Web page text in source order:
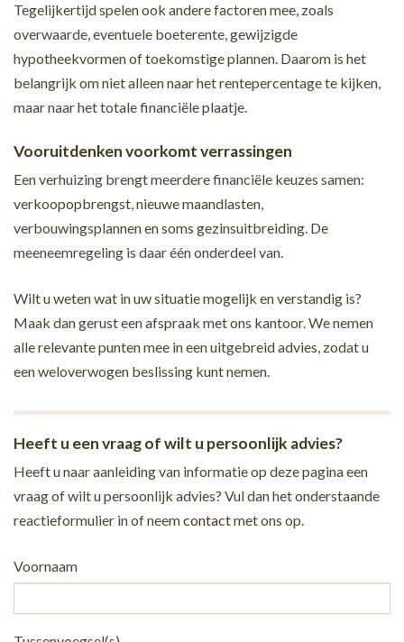
Tegelijkertijd spelen ook andere factoren mee, zoals
overwaarde, eventuele boeterente, gewijzigde
hypotheekvormen of toekomstige plannen. Daarom is het
belangrijk om niet alleen naar het rentepercentage te kijken,
maar naar het totale financiële plaatje.
Vooruitdenken voorkomt verrassingen
Een verhuizing brengt meerdere financiële keuzes samen:
verkoopopbrengst, nieuwe maandlasten,
verbouwingsplannen en soms gezinsuitbreiding. De
meeneemregeling is daar één onderdeel van.
Wilt u weten wat in uw situatie mogelijk en verstandig is?
Maak dan gerust een afspraak met ons kantoor. We nemen
alle relevante punten mee in een uitgebreid advies, zodat u
een weloverwogen beslissing kunt nemen.
Heeft u een vraag of wilt u persoonlijk advies?
Heeft u naar aanleiding van informatie op deze pagina een
vraag of wilt u persoonlijk advies? Vul dan het onderstaande
reactieformulier in of neemcontactmet ons op.
Voornaam